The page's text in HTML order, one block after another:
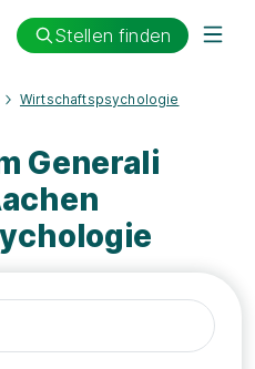
Stellen finden
Wirtschaftspsychologie
Generali